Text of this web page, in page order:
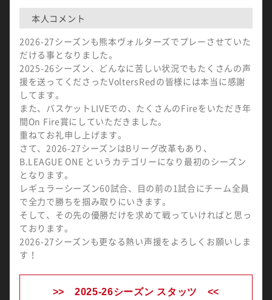
本人コメント
2026-27シーズンも熊本ヴォルターズでプレーさせていた
だける事となりました。
2025-26シーズン、どんなに苦しい状況でもたくさんの声
援を送ってくださったVoltersRedの皆様には本当に感謝
してます。
また、バスケットLIVEでの、たくさんのFireをいただき年
間On Fire賞にしていただきました。
重ねてお礼申し上げます。
さて、2026-27シーズンはBリーグ改革もあり、
B.LEAGUE ONE というカテゴリーになり最初のシーズン
となります。
レギュラーシーズン60試合、目の前の1試合にチーム全員
で全力で勝ちを掴み取りにいきます。
そして、その先の優勝だけを求めて戦っていければと思っ
ております。
2026-27シーズンも更なる熱い声援をよろしくお願いしま
す！
>> 2025-26シーズン スタッツ <<